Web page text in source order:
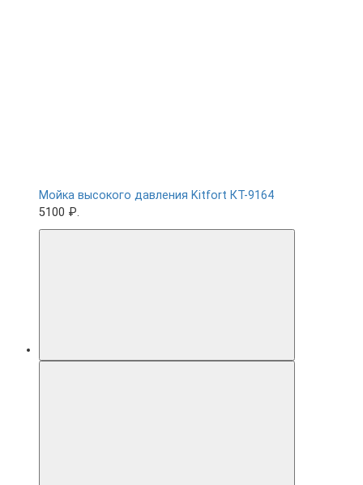
Мойка высокого давления Kitfort КТ-9164
5100 ₽.